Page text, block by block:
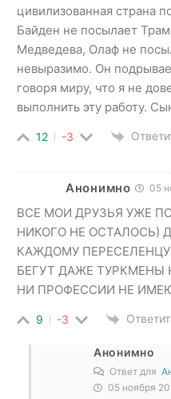
цивилизованная страна
Байден не посылает
Медведева, Олаф не
невыразимо. Он
говоря миру, что я не
выполнить эту работу.
12 -3
Анонимно 05
ВСЕ МОИ ДРУЗЬЯ УЖЕ
НИКОГО НЕ ОСТАЛОСЬ)
КАЖДОМУ
БЕГУТ ДАЖЕ
НИ ПРОФЕССИИ НЕ
9 -3
Анонимно
Ответ для
05 ноября